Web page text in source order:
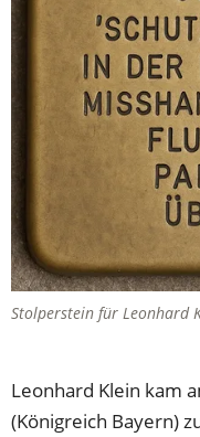
Stolperstein für Leonhard
Leonhard Klein kam
(Königreich Bayern)